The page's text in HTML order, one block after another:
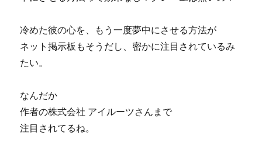
冷めた彼の心を、もう一度夢中にさせる方法が
ネット掲示板もそうだし、密かに注目されているみ
たい。
なんだか
作者の株式会社 アイルーツさんまで
注目されてるね。